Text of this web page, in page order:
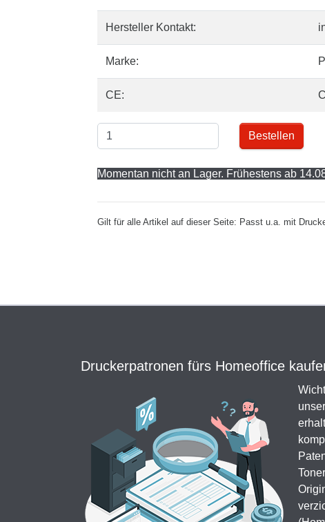
Hersteller Kontakt:
Marke:
CE:
Bestellen
Momentan nicht an Lager. Frühestens ab
Gilt für alle Artikel auf dieser Seite: Passt u.a. mit
Druckerpatronen fürs Homeoffice